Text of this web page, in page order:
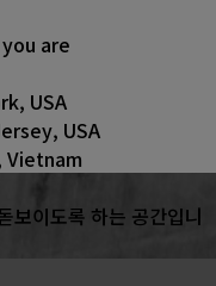
are
USA
USA
Vietnam
보이도록 하는 공간입니